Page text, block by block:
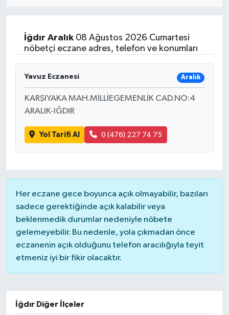
İğdır Aralık08 Ağustos 2026 Cumartesi
nöbetçi eczane adres, telefon ve konumları
Yavuz Eczanesi Aralık
KARŞIYAKA MAH.MİLLİEGEMENLİK CAD.NO:4
ARALIK-IĞDIR
Yol Tarifi Al 0 (476) 227 74 75
Her eczane gece boyunca açık olmayabilir, bazıları
sadece gerektiğinde açık kalabilir veya
beklenmedik durumlar nedeniyle nöbete
gelemeyebilir. Bu nedenle, yola çıkmadan önce
eczanenin açık olduğunu telefon aracılığıyla teyit
etmeniz iyi bir fikir olacaktır.
İğdır Diğer İlçeler